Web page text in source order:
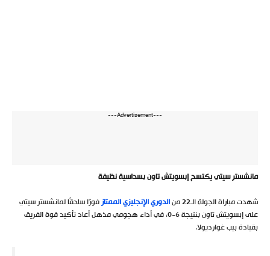
---Advertisement---
مانشستر سيتي يكتسح إبسويتش تاون بسداسية نظيفة
شهدت مباراة الجولة الـ22 من
الدوري الإنجليزي الممتازفوزًا ساحقًا لمانشستر سيتي
على إبسويتش تاون بنتيجة 6-0، في أداء هجومي مذهل أعاد تأكيد قوة الفريق
بقيادة بيب غوارديولا.